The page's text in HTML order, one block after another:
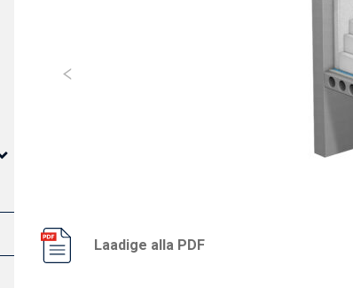
ELEMENDID
Soojustatud
Laadige alla PDF